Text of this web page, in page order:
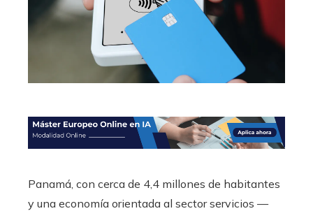
Panamá, con cerca de 4,4 millones de habitantes
y una economía orientada al sector servicios —